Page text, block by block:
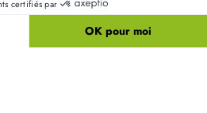
Nos terrains
Nos maisons + terrains